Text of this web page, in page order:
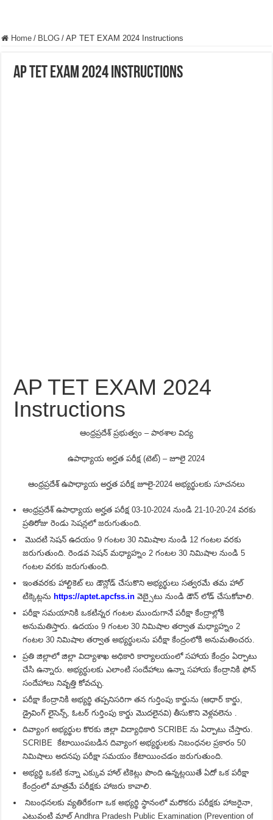
Home / BLOG / AP TET EXAM 2024 Instructions
AP TET EXAM 2024 Instructions
AP TET EXAM 2024
Instructions
ఆంధ్రప్రదేశ్ ప్రభుత్వం – పాఠశాల విద్య
ఉపాధ్యాయ అర్హత పరీక్ష (టెట్) – జూలై 2024
ఆంధ్రప్రదేశ్ ఉపాధ్యాయ అర్హత పరీక్ష జూలై-2024 అభ్యర్థులకు సూచనలు
ఆంధ్రప్రదేశ్ ఉపాధ్యాయ అర్హత పరీక్ష 03-10-2024 నుండి 21-10-20-24 వరకు
ప్రతిరోజు రెండు సెషన్లలో జరుగుతుంది.
మొదటి సెషన్ ఉదయం 9 గంటల 30 నిమిషాల నుండి 12 గంటల వరకు
జరుగుతుంది. రెండవ సెషన్ మధ్యాహ్నం 2 గంటల 30 నిమిషాల నుండి 5
గంటల వరకు జరుగుతుంది.
ఇంతవరకు హాల్టికెట్ లు డౌన్లోడ్ చేసుకొని అభ్యర్థులు సత్వరమే తమ హాల్
టిక్కెట్లను https://aptet.apcfss.in వెబ్సైటు నుండి డౌన్ లోడ్ చేసుకోవాలి.
పరీక్షా సమయానికి ఒకటిన్నర గంటల ముందుగానే పరీక్షా కేంద్రాల్లోకి
అనుమతిస్తారు. ఉదయం 9 గంటల 30 నిమిషాల తర్వాత మధ్యాహ్నం 2
గంటల 30 నిమిషాల తర్వాత అభ్యర్థులను పరీక్షా కేంద్రంలోకి అనుమతించరు.
ప్రతి జిల్లాలో జిల్లా విద్యాశాఖ అధికారి కార్యాలయంలో సహాయ కేంద్రం ఏర్పాటు
చేసి ఉన్నారు. అభ్యర్ధులకు ఎలాంటి సందేహాలు ఉన్నా సహాయ కేంద్రానికి ఫోన్
సందేహాలు నివృత్తి కోవచ్చు.
పరీక్షా కేంద్రానికి అభ్యర్థి తప్పనిసరిగా తన గుర్తింపు కార్డును (ఆధార్ కార్డు,
డ్రైవింగ్ లైసెన్స్, ఓటర్ గుర్తింపు కార్డు మొదలైనవి) తీసుకొని వెళ్లవలెను .
దివ్యాంగ అభ్యర్థుల కొరకు జిల్లా విద్యాధికారి SCRIBE ను ఏర్పాటు చేస్తారు.
SCRIBE కేటాయింపబడిన దివ్యాంగ అభ్యర్థులకు నిబంధనల ప్రకారం 50
నిమిషాలు అదనపు పరీక్షా సమయం కేటాయించడం జరుగుతుంది.
అభ్యర్థి ఒకటి కన్నా ఎక్కువ హాల్ టికెట్లు పొంది ఉన్నట్లయితే ఏదో ఒక పరీక్షా
కేంద్రంలో మాత్రమే పరీక్షకు హాజరు కావాలి.
నిబంధనలకు వ్యతిరేకంగా ఒక అభ్యర్థి స్థానంలో మరొకరు పరీక్షకు హాజరైనా,
ఎటువంటి మాల్ Andhra Pradesh Public Examination (Prevention of